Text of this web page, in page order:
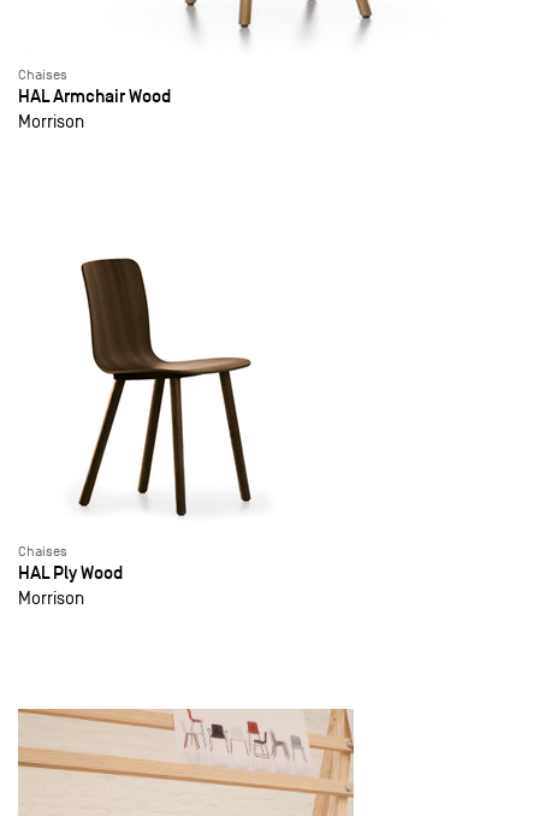
Chaises
HAL Armchair Wood
Morrison
Chaises
HAL Ply Wood
Morrison